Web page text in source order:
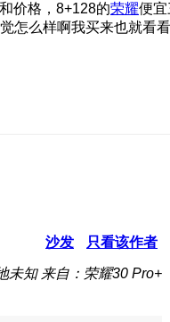
价格，8+128的荣耀便宜
怎么样啊我买来也就看
沙发 只看该作者
未知 来自：荣耀30 Pro+